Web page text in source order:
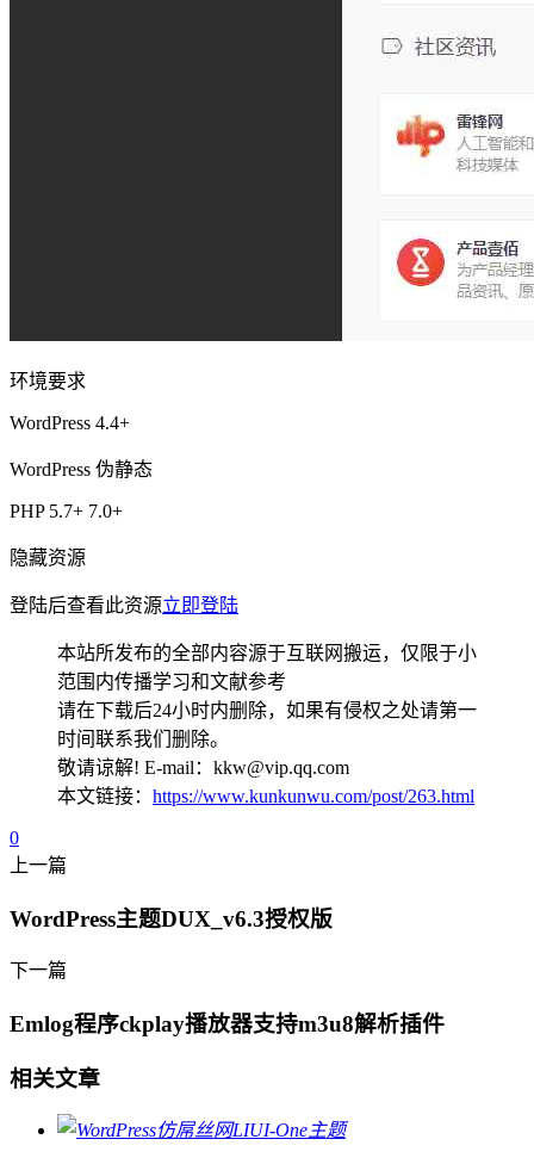
环境要求
WordPress 4.4+
WordPress 伪静态
PHP 5.7+ 7.0+
隐藏资源
登陆后查看此资源立即登陆
本站所发布的全部内容源于互联网搬运，仅限于小
范围内传播学习和文献参考
请在下载后24小时内删除，如果有侵权之处请第一
时间联系我们删除。
敬请谅解! E-mail：kkw@vip.qq.com
本文链接： https://www.kunkunwu.com/post/263.html
0
上一篇
WordPress主题DUX_v6.3授权版
下一篇
Emlog程序ckplay播放器支持m3u8解析插件
相关文章